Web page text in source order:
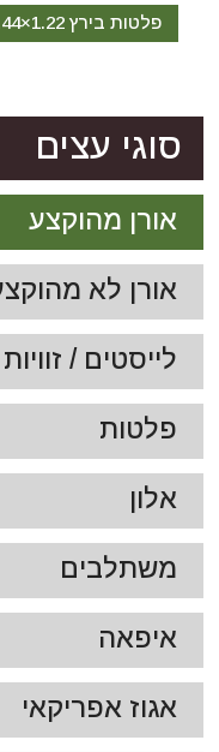
פלטות בירץ 1.22×2.44 מ׳
סוגי עצים
אורן מהוקצע
אורן לא
לייסטים / זוויות
פלטות
אלון
משתלבים
איפאה
אגוז אפריקאי